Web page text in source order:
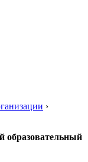
›